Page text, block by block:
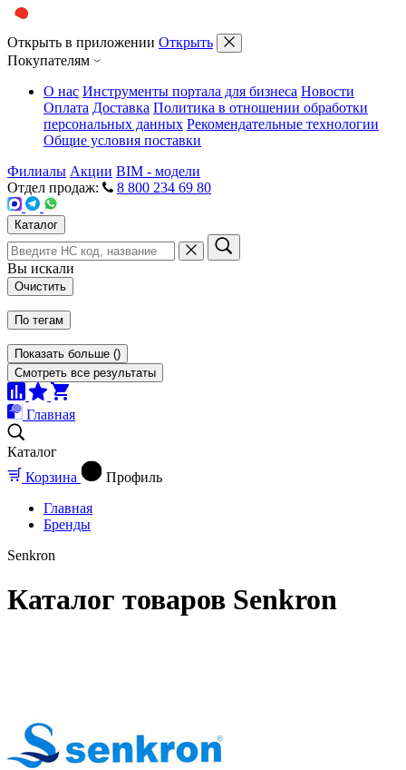
Открыть в приложении Открыть
Покупателям
О нас Инструменты портала для бизнеса Новости
Оплата Доставка Политика в отношении обработки
персональных данных Рекомендательные технологии
Общие условия поставки
Филиалы Акции BIM - модели
Отдел продаж:
8 800 234 69 80
Каталог
Вы искали
Очистить
По тегам
Показать больше ()
Смотреть все результаты
Главная
Каталог
Корзина
Профиль
Главная
Бренды
Senkron
Каталог товаров Senkron